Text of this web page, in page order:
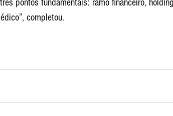
pontos fundamentais: ramo financeiro,
completou.